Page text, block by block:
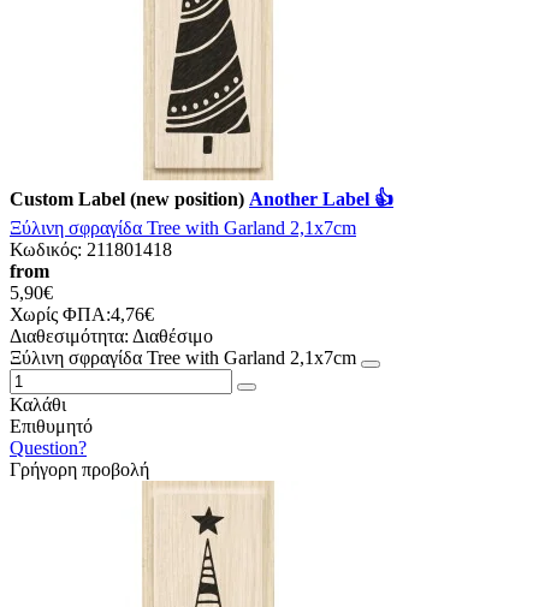
Custom Label (new position) Another Label 👍
Ξύλινη σφραγίδα Tree with Garland 2,1x7cm
Κωδικός: 211801418
from
5,90€
Χωρίς ΦΠΑ:4,76€
Διαθεσιμότητα: Διαθέσιμο
Ξύλινη σφραγίδα Tree with Garland 2,1x7cm
Καλάθι
Επιθυμητό
Question?
Γρήγορη προβολή